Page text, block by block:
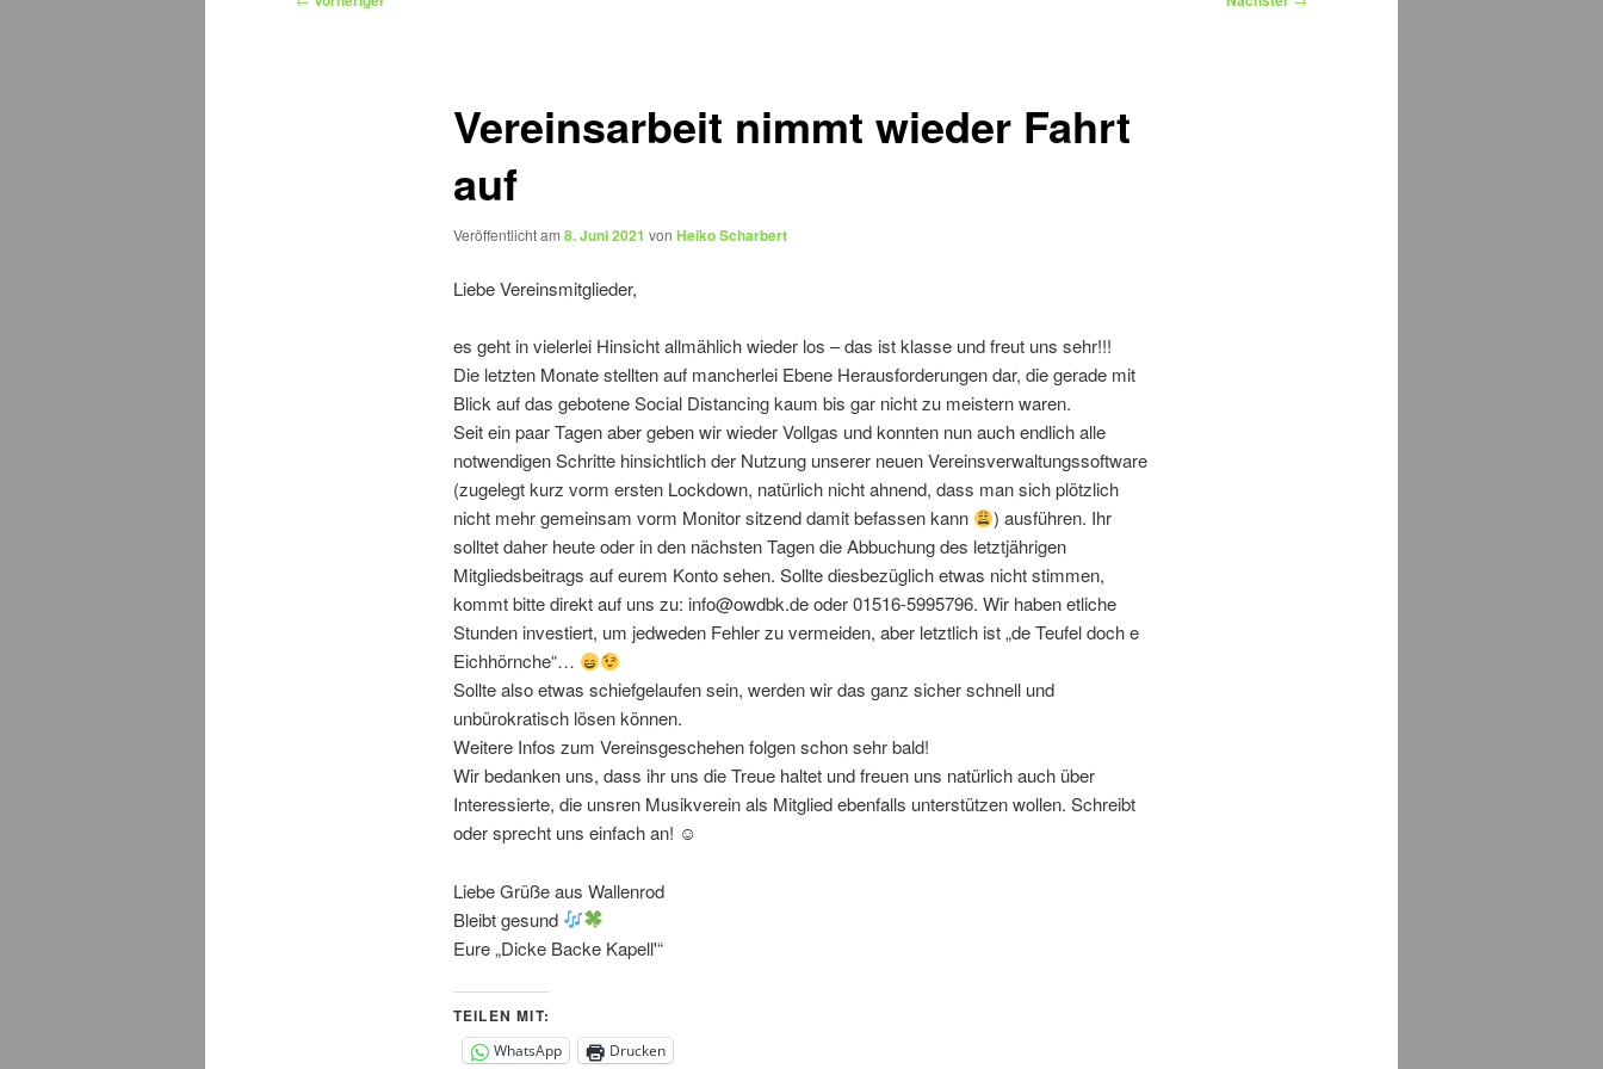
Vereinsarbeit nimmt wieder Fahrt
auf
Veröffentlicht am 8. Juni 2021 von Heiko Scharbert
Liebe Vereinsmitglieder,
es geht in vielerlei Hinsicht allmählich wieder los – das ist klasse und freut uns sehr!!!
Die letzten Monate stellten auf mancherlei Ebene Herausforderungen dar, die gerade mit
Blick auf das gebotene Social Distancing kaum bis gar nicht zu meistern waren.
Seit ein paar Tagen aber geben wir wieder Vollgas und konnten nun auch endlich alle
notwendigen Schritte hinsichtlich der Nutzung unserer neuen Vereinsverwaltungssoftware
(zugelegt kurz vorm ersten Lockdown, natürlich nicht ahnend, dass man sich plötzlich
nicht mehr gemeinsam vorm Monitor sitzend damit befassen kann
) ausführen. Ihr
solltet daher heute oder in den nächsten Tagen die Abbuchung des letztjährigen
Mitgliedsbeitrags auf eurem Konto sehen. Sollte diesbezüglich etwas nicht stimmen,
kommt bitte direkt auf uns zu: info@owdbk.de oder 01516-5995796. Wir haben etliche
Stunden investiert, um jedweden Fehler zu vermeiden, aber letztlich ist „de Teufel doch e
Eichhörnche“…
Sollte also etwas schiefgelaufen sein, werden wir das ganz sicher schnell und
unbürokratisch lösen können.
Weitere Infos zum Vereinsgeschehen folgen schon sehr bald!
Wir bedanken uns, dass ihr uns die Treue haltet und freuen uns natürlich auch über
Interessierte, die unsren Musikverein als Mitglied ebenfalls unterstützen wollen. Schreibt
oder sprecht uns einfach an! ☺
Liebe Grüße aus Wallenrod
Bleibt gesund
Eure „Dicke Backe Kapell'“
TEILEN MIT:
WhatsApp Drucken